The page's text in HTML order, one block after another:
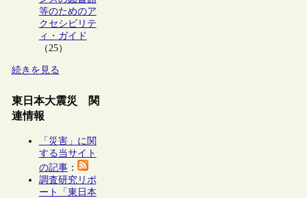
等のためのア
クセシビリテ
ィ・ガイド
（25）
続きを見る
東日本大震災 関
連情報
「災害」に関
する当サイト
の記事：
調査研究リポ
ート「東日本